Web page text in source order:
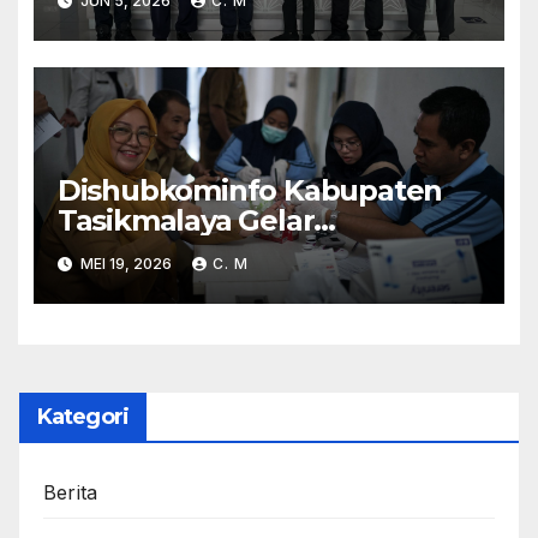
Kereta Api Di Rajapolah
Dishubkominfo Kabupaten
Tasikmalaya Gelar
Pemeriksaan Kesehatan Bagi
Para Pegawai
MEI 19, 2026 C. M
Kategori
Berita